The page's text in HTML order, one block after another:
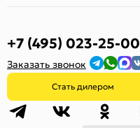
+7 (495) 023-25-00
Заказать звонок
Стать дилером